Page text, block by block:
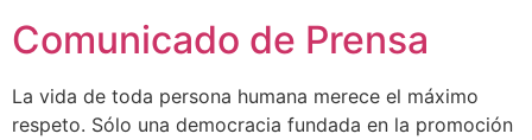
Comunicado de Prensa
La vida de toda persona humana merece el máximo
respeto. Sólo una democracia fundada en la promoción